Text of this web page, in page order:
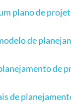
plano de
de
de
de